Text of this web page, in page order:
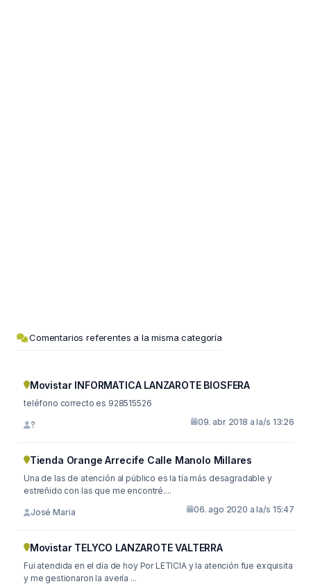
Comentarios referentes a la misma categoría
Movistar INFORMATICA LANZAROTE BIOSFERA
teléfono correcto es 928515526
? 09. abr 2018 a la/s 13:26
Tienda Orange Arrecife Calle Manolo Millares
Una de las de atención al público es la tía más desagradable y
estreñido con las que me encontré....
José Maria 06. ago 2020 a la/s 15:47
Movistar TELYCO LANZAROTE VALTERRA
Fui atendida en el día de hoy Por LETICIA y la atención fue exquisita
y me gestionaron la avería ...